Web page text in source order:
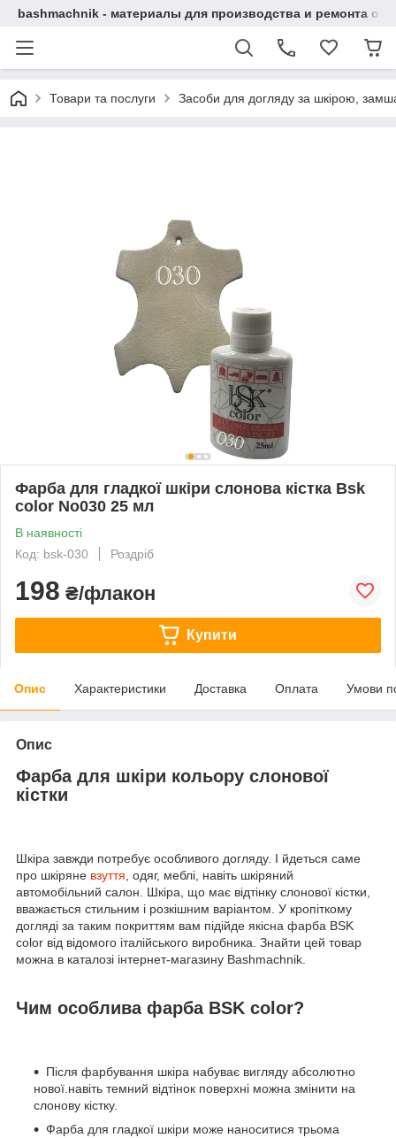
bashmachnik - материалы для производства и ремонта
Товари та послуги Засоби для догляду за шкірою,
Фарба для гладкої шкіри слонова кістка Bsk
color No030 25 мл
В наявності
Код: bsk-030
Роздріб
198 ₴/флакон
Купити
Опис Характеристики Доставка Оплата Умови
Опис
Фарба для шкіри кольору слонової
кістки
Шкіра завжди потребує особливого догляду. І йдеться саме
про шкіряне взуття , одяг, меблі, навіть шкіряний
автомобільний салон. Шкіра, що має відтінку слонової кістки,
вважається стильним і розкішним варіантом. У кропіткому
догляді за таким покриттям вам підійде якісна фарба BSK
color від відомого італійського виробника. Знайти цей товар
можна в каталозі інтернет-магазину Bashmachnik.
Чим особлива фарба BSK color?
Після фарбування шкіра набуває вигляду абсолютно
нової.навіть темний відтінок поверхні можна змінити на
слонову кістку.
Фарба для гладкої шкіри може наноситися трьома